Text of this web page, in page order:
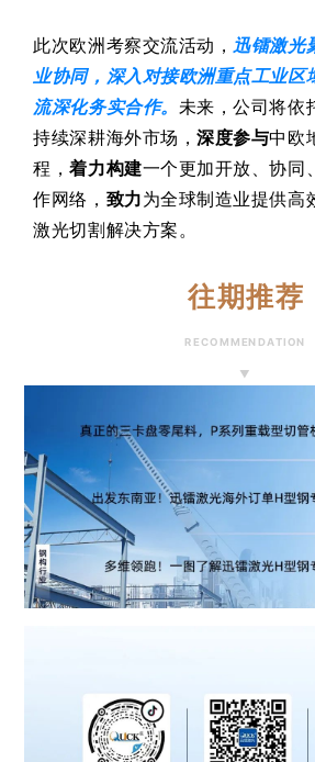
此次欧洲考察交流活动， 迅镭激光
业协同，深入对接欧洲重点工业区
流深化务实合作。 未来，公司将依
持续深耕海外市场，深度参与中欧
程，着力构建一个更加开放、协同
作网络， 致力为全球制造业提供高
激光切割解决方案。
往期推荐
RECOMMENDATION
▼